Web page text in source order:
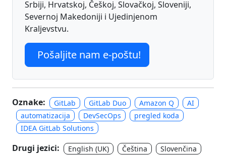
Srbiji, Hrvatskoj, Češkoj, Slovačkoj, Sloveniji,
Severnoj Makedoniji i Ujedinjenom
Kraljevstvu.
Pošaljite nam e-poštu!
Oznake: GitLab GitLab Duo Amazon Q
AI
automatizacija
DevSecOps
pregled koda
IDEA GitLab Solutions
Drugi jezici: English (UK) Čeština
Slovenčina